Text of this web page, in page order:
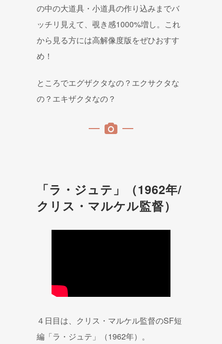
の中の大道具・小道具の作り込みまでバ
ッチリ見えて、覗き感1000%増し。これ
から見る方には高解像度版をぜひおすす
め！
ところでエグザクタなの？エクサクタな
の？エキザクタなの？
「ラ・ジュテ」（1962年/
クリス・マルケル監督）
４日目は、クリス・マルケル監督のSF短
編「ラ・ジュテ」（1962年）。